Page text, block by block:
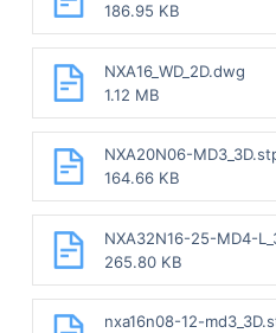
186.95 KB
NXA16_WD_2D.dwg
1.12 MB
NXA20N06-
164.66 KB
NXA32N16-25-MD4-
265.80 KB
nxa16n08-12-